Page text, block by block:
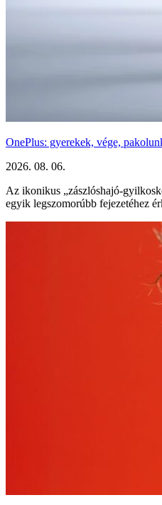
OnePlus: gyerekek, vége,
2026. 08. 06.
Az ikonikus „zászlóshajó-
egyik legszomorúbb fejezetéhez